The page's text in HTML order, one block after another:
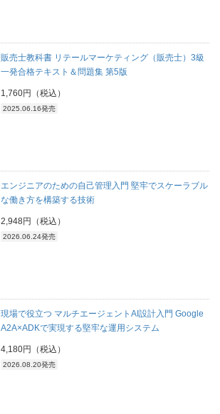
販売士教科書 リテールマーケティング（販売士）3級
一発合格テキスト＆問題集 第5版
1,760円（税込）
2025.06.16発売
エンジニアのための自己管理入門 堅牢でスケーラブル
な働き方を構築する技術
2,948円（税込）
2026.06.24発売
現場で役立つ マルチエージェントAI設計入門 Google
A2A×ADKで実現する堅牢な運用システム
4,180円（税込）
2026.08.20発売